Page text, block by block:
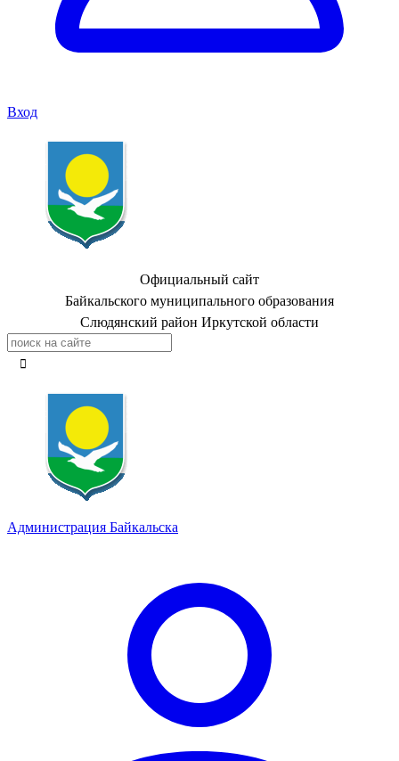
Вход
Официальный сайт
Байкальского муниципального образования
Слюдянский район Иркутской области
Администрация Байкальска